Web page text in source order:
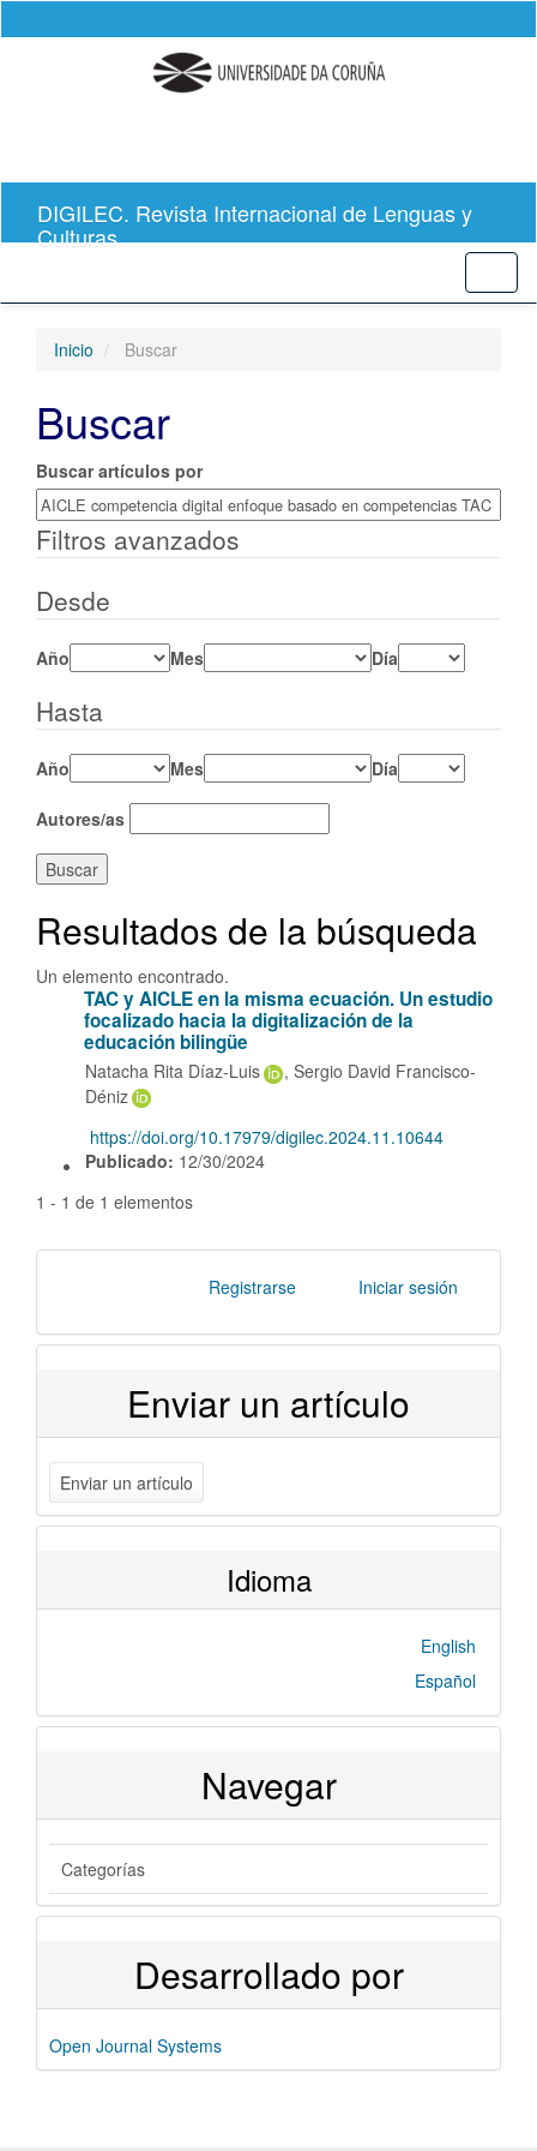
rápido
Navegación
principal
Contenido
principal
lateral
DIGILEC. Revista Internacional de Lenguas y
Culturas
Inicio Buscar
Buscar
Buscar artículos por
Filtros avanzados
Desde
Año Mes Día
Hasta
Año Mes Día
Autores/as
Buscar
Resultados de la búsqueda
Un elemento encontrado.
TAC y AICLE en la misma ecuación. Un estudio
focalizado hacia la digitalización de la
educación bilingüe
Natacha Rita Díaz-Luis
Sergio David Francisco-
Déniz
https://doi.org/10.17979/digilec.2024.11.10644
Publicado: 12/30/2024
1 - 1 de 1 elementos
Registrarse Iniciar sesión
Enviar un artículo
Enviar un artículo
Idioma
English
Español
Navegar
Categorías
Desarrollado por
Open Journal Systems